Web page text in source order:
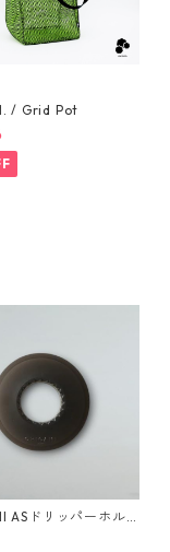
/ Grid Pot
ASドリッパーホル
ク